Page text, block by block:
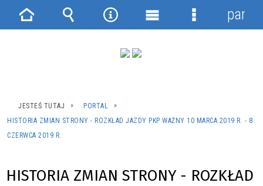
JESTEŚ TUTAJ
PORTAL
HISTORIA ZMIAN STRONY - ROZKŁAD JAZDY PKP WAŻNY 10 MARCA 2019 R. - 8
CZERWCA 2019 R.
HISTORIA ZMIAN STRONY - ROZKŁAD
Strona Wyszukiwarka
NarzędziaMenu
Menu
panel